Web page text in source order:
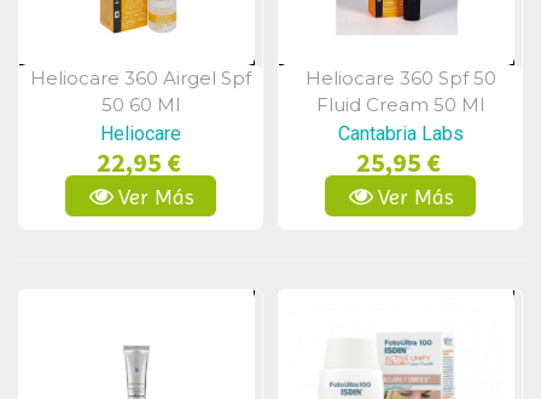
Vista Rápida
Heliocare 360 Airgel Spf
50 60 Ml
Heliocare
22,95 €
Ver Más
Vista Rápida
Heliocare 360 Spf 50
Fluid Cream 50 Ml
Cantabria Labs
25,95 €
Ver Más